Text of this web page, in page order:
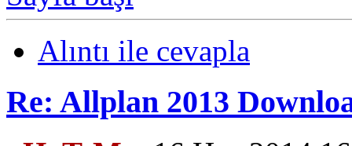
Alıntı ile cevapla
Re: Allplan 2013